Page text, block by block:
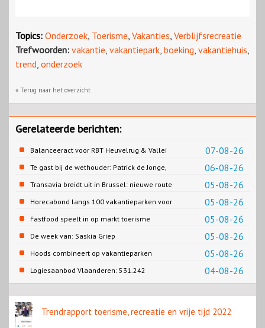
Topics: Onderzoek, Toerisme, Vakanties, Verblijfsrecreatie
Trefwoorden: vakantie, vakantiepark, boeking, vakantiehuis,
trend, onderzoek
« Terug naar het overzicht
Gerelateerde berichten:
07-08-26
Balanceeract voor RBT Heuvelrug & Vallei
06-08-26
Te gast bij de wethouder: Patrick de Jonge,
Gemeente Emmen
05-08-26
Transavia breidt uit in Brussel: nieuwe route
naar Porto
05-08-26
Horecabond langs 100 vakantieparken voor
Cao-recreatie
05-08-26
Fastfood speelt in op markt toerisme
05-08-26
De week van: Saskia Griep
05-08-26
Hoods combineert op vakantieparken
recreatie en wonen
04-08-26
Logiesaanbod Vlaanderen: 531.242
slaapplaatsen
Trendrapport toerisme, recreatie en vrije tijd 2022